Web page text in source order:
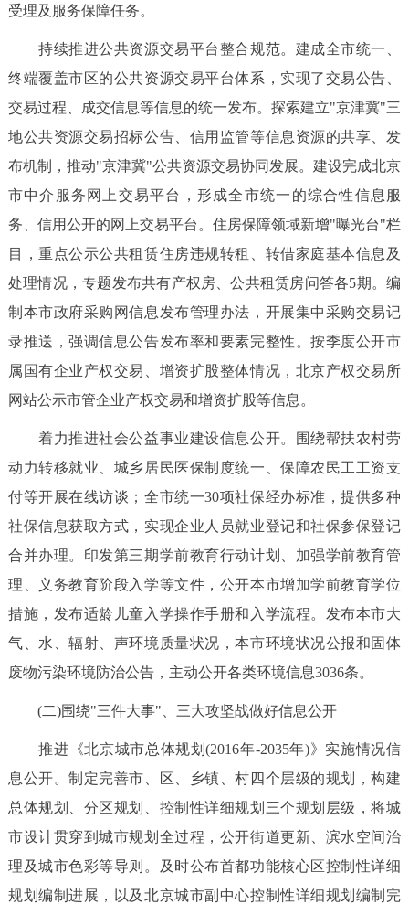
受理及服务保障任务。
持续推进公共资源交易平台整合规范。建成全市统一、
终端覆盖市区的公共资源交易平台体系，实现了交易公告、
交易过程、成交信息等信息的统一发布。探索建立"京津冀"三
地公共资源交易招标公告、信用监管等信息资源的共享、发
布机制，推动"京津冀"公共资源交易协同发展。建设完成北京
市中介服务网上交易平台，形成全市统一的综合性信息服
务、信用公开的网上交易平台。住房保障领域新增"曝光台"栏
目，重点公示公共租赁住房违规转租、转借家庭基本信息及
处理情况，专题发布共有产权房、公共租赁房问答各5期。编
制本市政府采购网信息发布管理办法，开展集中采购交易记
录推送，强调信息公告发布率和要素完整性。按季度公开市
属国有企业产权交易、增资扩股整体情况，北京产权交易所
网站公示市管企业产权交易和增资扩股等信息。
着力推进社会公益事业建设信息公开。围绕帮扶农村劳
动力转移就业、城乡居民医保制度统一、保障农民工工资支
付等开展在线访谈；全市统一30项社保经办标准，提供多种
社保信息获取方式，实现企业人员就业登记和社保参保登记
合并办理。印发第三期学前教育行动计划、加强学前教育管
理、义务教育阶段入学等文件，公开本市增加学前教育学位
措施，发布适龄儿童入学操作手册和入学流程。发布本市大
气、水、辐射、声环境质量状况，本市环境状况公报和固体
废物污染环境防治公告，主动公开各类环境信息3036条。
(二)围绕"三件大事"、三大攻坚战做好信息公开
推进《北京城市总体规划(2016年-2035年)》实施情况信
息公开。制定完善市、区、乡镇、村四个层级的规划，构建
总体规划、分区规划、控制性详细规划三个规划层级，将城
市设计贯穿到城市规划全过程，公开街道更新、滨水空间治
理及城市色彩等导则。及时公布首都功能核心区控制性详细
规划编制进展，以及北京城市副中心控制性详细规划编制完